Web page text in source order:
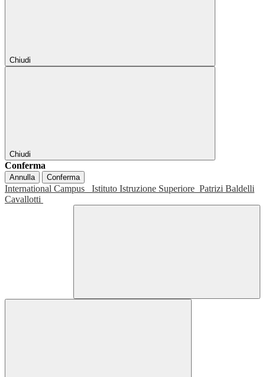
Chiudi
Chiudi
Conferma
Annulla Conferma
International Campus Istituto Istruzione Superiore Patrizi Baldelli
Cavallotti